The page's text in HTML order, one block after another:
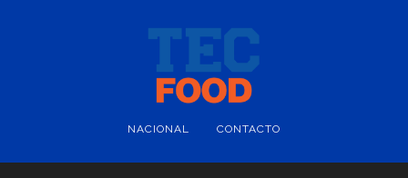
NACIONAL CONTACTO